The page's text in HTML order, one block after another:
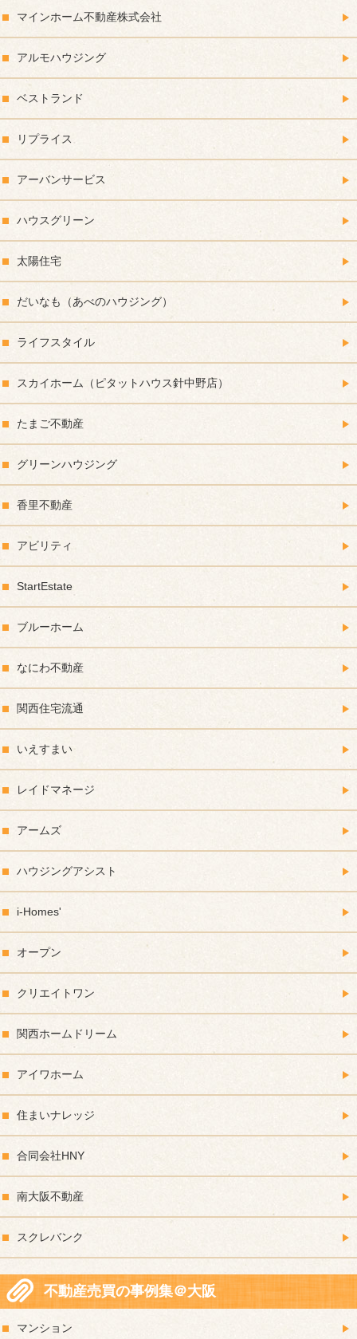
マインホーム不動産株式会社
アルモハウジング
ベストランド
リプライス
アーバンサービス
ハウスグリーン
太陽住宅
だいなも（あべのハウジング）
ライフスタイル
スカイホーム（ピタットハウス針中野店）
たまご不動産
グリーンハウジング
香里不動産
アビリティ
StartEstate
ブルーホーム
なにわ不動産
関西住宅流通
いえすまい
レイドマネージ
アームズ
ハウジングアシスト
i-Homes'
オープン
クリエイトワン
関西ホームドリーム
アイワホーム
住まいナレッジ
合同会社HNY
南大阪不動産
スクレバンク
不動産売買の事例集＠大阪
マンション